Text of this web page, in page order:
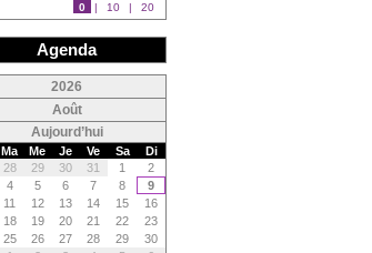
0
| 10 | 20
Agenda
2026
Août
Aujourd’hui
Ma Me Je Ve Sa
Di
28
29 30 31 1
2
4
5 6 7 8
9
11
12 13 14 15
16
18
19 20 21 22
23
25
26 27 28 29
30